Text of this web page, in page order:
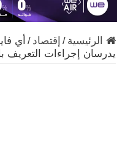
الرئيسية / إقتصاد / أي
يدرسان إجراءات التعريف